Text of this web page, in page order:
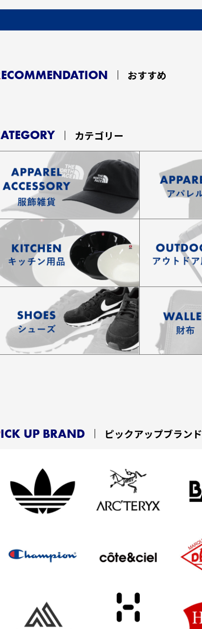
RECOMMENDATION おすすめ
CATEGORY カテゴリー
PICK UP BRAND ピックアップブランド